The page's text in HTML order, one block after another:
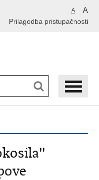
A A
Prilagodba pristupačnosti